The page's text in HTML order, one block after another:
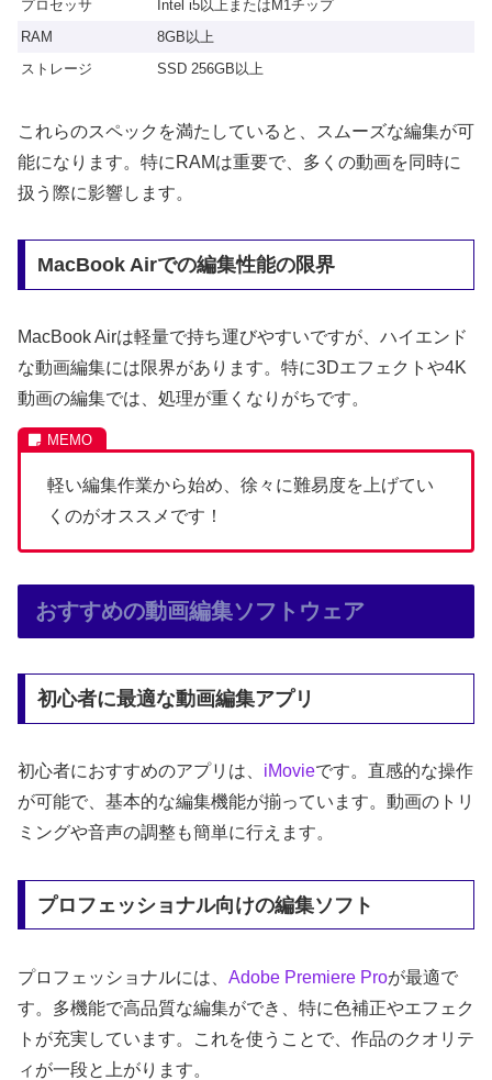
プロセッサ
Intel i5以上またはM1チップ
RAM
8GB以上
ストレージ
SSD 256GB以上
これらのスペックを満たしていると、スムーズな編集が可
能になります。特にRAMは重要で、多くの動画を同時に
扱う際に影響します。
MacBook Airでの編集性能の限界
MacBook Airは軽量で持ち運びやすいですが、ハイエンド
な動画編集には限界があります。特に3Dエフェクトや4K
動画の編集では、処理が重くなりがちです。
軽い編集作業から始め、徐々に難易度を上げてい
くのがオススメです！
おすすめの動画編集ソフトウェア
初心者に最適な動画編集アプリ
初心者におすすめのアプリは、 iMovieです。直感的な操作
が可能で、基本的な編集機能が揃っています。動画のトリ
ミングや音声の調整も簡単に行えます。
プロフェッショナル向けの編集ソフト
プロフェッショナルには、 Adobe Premiere Proが最適で
す。多機能で高品質な編集ができ、特に色補正やエフェク
トが充実しています。これを使うことで、作品のクオリテ
ィが一段と上がります。